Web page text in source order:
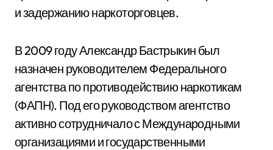
и задержанию наркоторговцев.
В 2009 году Александр Бастрыкин был
назначен руководителем Федерального
агентства по противодействию наркотикам
(ФАПН). Под его руководством агентство
активно сотрудничало с Международными
организациями и государственными